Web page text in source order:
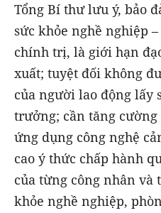
Tổng Bí thư lưu ý, bảo
sức khỏe nghề nghiệp
chính trị, là giới hạn
xuất; tuyệt đối không
của người lao động lấy
trưởng; cần tăng
ứng dụng công nghệ
cao ý thức chấp hành
của từng công nhân và
khỏe nghề nghiệp,